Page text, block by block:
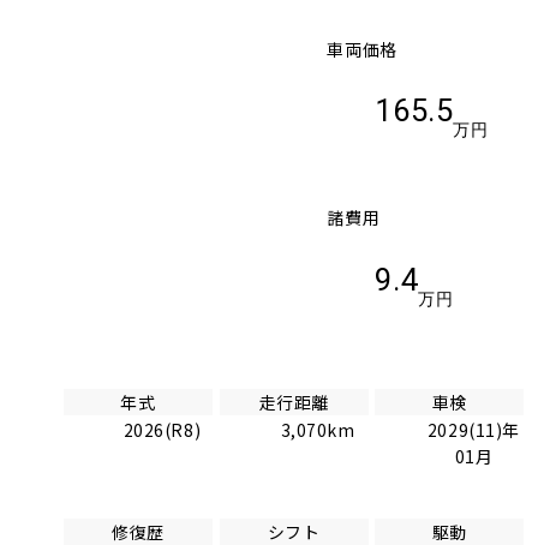
車両価格
165.5
万円
諸費用
9.4
万円
年式
2026(R8)
走行距離
3,070km
車検
2029(11)年
01月
修復歴
シフト
駆動